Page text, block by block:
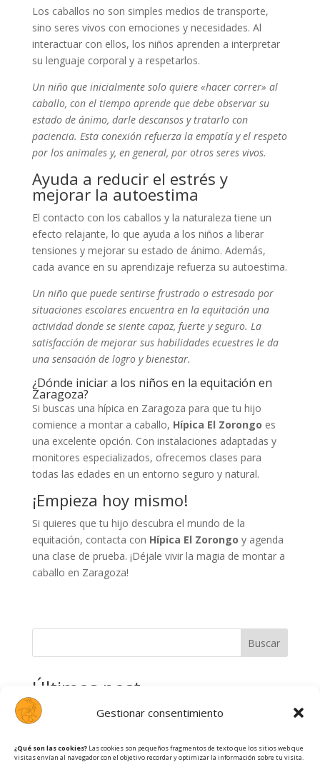
Gestionar consentimiento
¿Qué son las cookies? Las cookies son pequeños fragmentos de texto que los sitios web que
visitas envían al navegador con el objetivo recordar y optimizar la información sobre tu visita.
Los caballos no son simples medios de transporte,
sino seres vivos con emociones y necesidades. Al
interactuar con ellos, los niños aprenden a interpretar
su lenguaje corporal y a respetarlos.
Un niño que inicialmente solo quiere «hacer correr» al
caballo, con el tiempo aprende que debe observar su
estado de ánimo, darle descansos y tratarlo con
paciencia. Esta conexión refuerza la empatía y el respeto
por los animales y, en general, por otros seres vivos.
Ayuda a reducir el estrés y
mejorar la autoestima
El contacto con los caballos y la naturaleza tiene un
efecto relajante, lo que ayuda a los niños a liberar
tensiones y mejorar su estado de ánimo. Además,
cada avance en su aprendizaje refuerza su autoestima.
Un niño que puede sentirse frustrado o estresado por
situaciones escolares encuentra en la equitación una
actividad donde se siente capaz, fuerte y seguro. La
satisfacción de mejorar sus habilidades ecuestres le da
una sensación de logro y bienestar.
¿Dónde iniciar a los niños en la equitación en
Zaragoza?
Si buscas una hípica en Zaragoza para que tu hijo
comience a montar a caballo, Hípica El Zorongo es
una excelente opción. Con instalaciones adaptadas y
monitores especializados, ofrecemos clases para
todas las edades en un entorno seguro y natural.
¡Empieza hoy mismo!
Si quieres que tu hijo descubra el mundo de la
equitación, contacta con Hípica El Zorongo y agenda
una clase de prueba. ¡Déjale vivir la magia de montar a
caballo en Zaragoza!
Buscar
Últimos post
Cómo iniciarte en la equitación: consejos para
Equitación, naturaleza y confianza a pocos minutos de